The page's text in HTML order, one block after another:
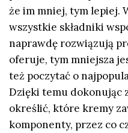
że im mniej, tym lepiej.
wszystkie składniki
naprawdę rozwiązują
oferuje, tym mniejsza
też poczytać o
Dzięki temu dokonując
określić, które kremy
komponenty, przez co